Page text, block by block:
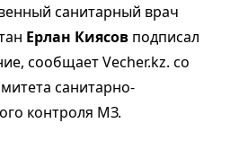
санитарный врач
Ерлан Киясов подписал
сообщает Vecher.kz.​ со
санитарно-
контроля МЗ.